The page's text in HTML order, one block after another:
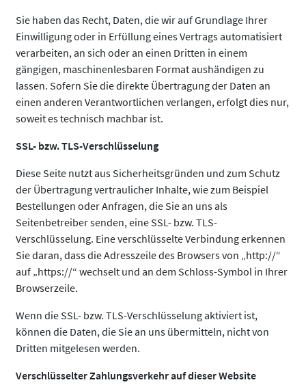
Sie haben das Recht, Daten, die wir auf Grundlage Ihrer
Einwilligung oder in Erfüllung eines Vertrags automatisiert
verarbeiten, an sich oder an einen Dritten in einem
gängigen, maschinenlesbaren Format aushändigen zu
lassen. Sofern Sie die direkte Übertragung der Daten an
einen anderen Verantwortlichen verlangen, erfolgt dies nur,
soweit es technisch machbar ist.
SSL- bzw. TLS-Verschlüsselung
Diese Seite nutzt aus Sicherheitsgründen und zum Schutz
der Übertragung vertraulicher Inhalte, wie zum Beispiel
Bestellungen oder Anfragen, die Sie an uns als
Seitenbetreiber senden, eine SSL- bzw. TLS-
Verschlüsselung. Eine verschlüsselte Verbindung erkennen
Sie daran, dass die Adresszeile des Browsers von „http://“
auf „https://“ wechselt und an dem Schloss-Symbol in Ihrer
Browserzeile.
Wenn die SSL- bzw. TLS-Verschlüsselung aktiviert ist,
können die Daten, die Sie an uns übermitteln, nicht von
Dritten mitgelesen werden.
Verschlüsselter Zahlungsverkehr auf dieser Website